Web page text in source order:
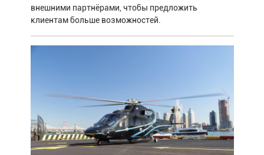
внешними партнёрами, чтобы предложить
клиентам больше возможностей.